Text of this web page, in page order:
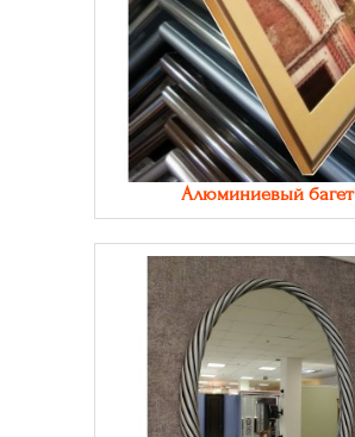
Алюминиевый багет